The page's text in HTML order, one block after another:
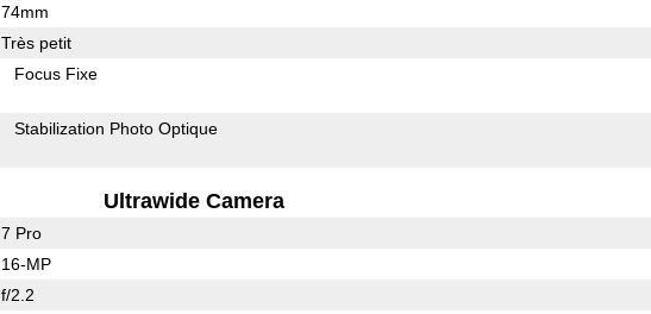
74mm
Très petit
Focus Fixe
Stabilization Photo Optique
Ultrawide Camera
7 Pro
16-MP
f/2.2